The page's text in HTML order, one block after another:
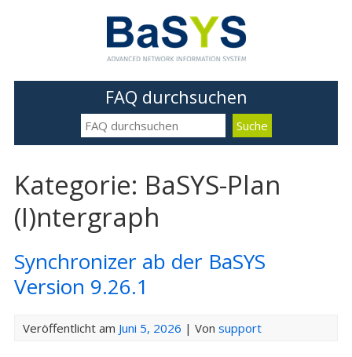
FAQ durchsuchen
Kategorie: BaSYS-Plan
(I)ntergraph
Synchronizer ab der BaSYS
Version 9.26.1
Veröffentlicht am Juni 5, 2026 | Von support